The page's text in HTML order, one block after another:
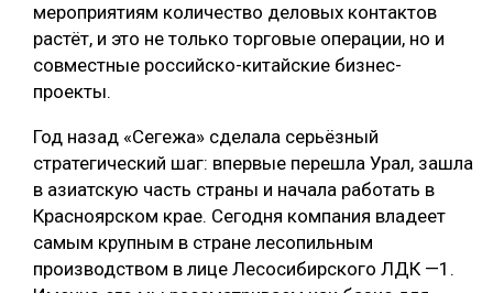
мероприятиям количество деловых контактов
растёт, и это не только торговые операции, но и
совместные российско-китайские бизнес-
проекты.
Год назад «Сегежа» сделала серьёзный
стратегический шаг: впервые перешла Урал, зашла
в азиатскую часть страны и начала работать в
Красноярском крае. Сегодня компания владеет
самым крупным в стране лесопильным
производством в лице Лесосибирского ЛДК —1.